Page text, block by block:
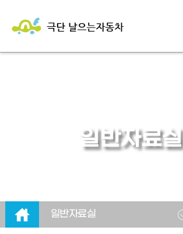
일반자료실
일반자료실